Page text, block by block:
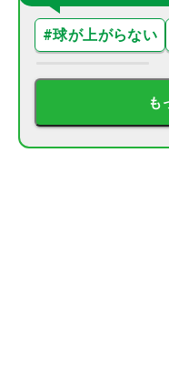
#球が上がらない
も